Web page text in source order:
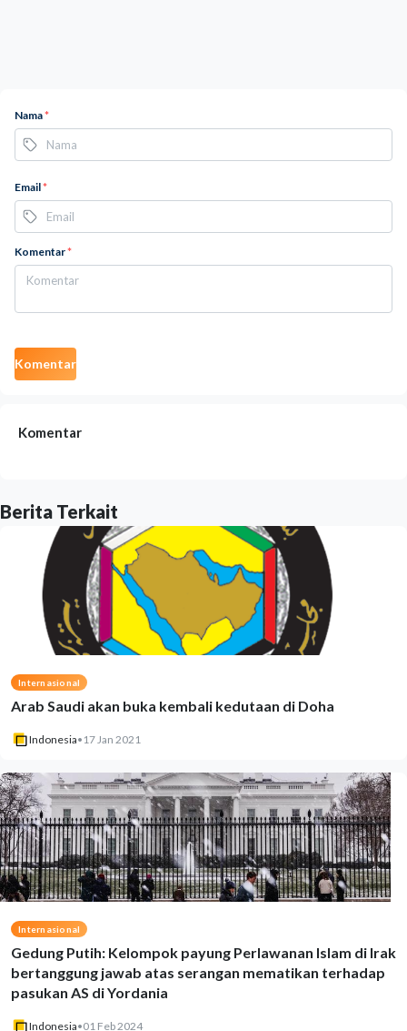
Nama*
Email*
Komentar*
Komentar
Komentar
Berita Terkait
Internasional
Arab Saudi akan buka kembali kedutaan di Doha
Indonesia• 17 Jan 2021
Internasional
Gedung Putih: Kelompok payung Perlawanan Islam di Irak
bertanggung jawab atas serangan mematikan terhadap
pasukan AS di Yordania
Indonesia•01 Feb 2024